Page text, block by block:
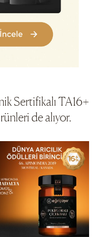
Sertifikalı TA16+
de alıyor.